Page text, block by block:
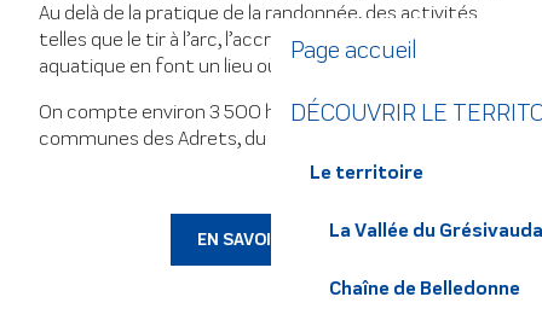
Page accueil
DÉCOUVRIR LE
Le territoire
La Vallée du
Chaîne de Belledonne
Au delà de la pratique de la randonnée, des activités
telles que le tir à l’arc, l’accrobranche, ou l’espace
aquatique en font un lieu où l’on ne s’ennuie jamais.
On compte environ 3 500 habitants sur les
communes des Adrets, du Haut-Bréda et de Theys.
EN SAVOIR PLUS